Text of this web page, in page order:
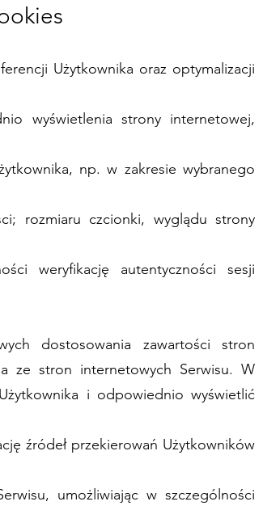
Użytkownika oraz optymalizacji
wyświetlenia strony internetowej,
np. w zakresie wybranego
rozmiaru czcionki, wyglądu strony
weryfikację autentyczności sesji
dostosowania zawartości stron
ze stron internetowych Serwisu. W
i odpowiednio wyświetlić
źródeł przekierowań Użytkowników
umożliwiając w szczególności